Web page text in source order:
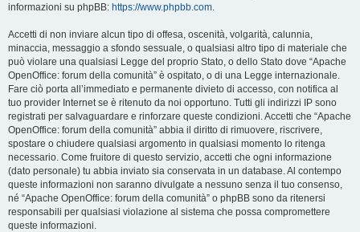
informazioni su phpBB: https://www.phpbb.com.
Accetti di non inviare alcun tipo di offesa, oscenità, volgarità, calunnia,
minaccia, messaggio a sfondo sessuale, o qualsiasi altro tipo di materiale che
può violare una qualsiasi Legge del proprio Stato, o dello Stato dove “Apache
OpenOffice: forum della comunità” è ospitato, o di una Legge internazionale.
Fare ciò porta all’immediato e permanente divieto di accesso, con notifica al
tuo provider Internet se è ritenuto da noi opportuno. Tutti gli indirizzi IP sono
registrati per salvaguardare e rinforzare queste condizioni. Accetti che “Apache
OpenOffice: forum della comunità” abbia il diritto di rimuovere, riscrivere,
spostare o chiudere qualsiasi argomento in qualsiasi momento lo ritenga
necessario. Come fruitore di questo servizio, accetti che ogni informazione
(dato personale) tu abbia inviato sia conservata in un database. Al contempo
queste informazioni non saranno divulgate a nessuno senza il tuo consenso,
né “Apache OpenOffice: forum della comunità” o phpBB sono da ritenersi
responsabili per qualsiasi violazione al sistema che possa compromettere
queste informazioni.